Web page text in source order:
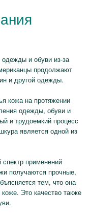
и обуви из-за
продолжают
и другой одежды.
кожа на протяжении
одежды, обуви и
и трудоемкий процесс
является одной из
применений
получаются прочные,
тем, что она
Это качество также